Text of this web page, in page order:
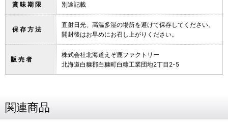
賞 味 期 限 別途記載
保 存 方 法
直射日光、高温多湿の場所を避けて保存してください。
開封後はお早めにお召し上がりください。
販 売 者
株式会社北海道えぞ鹿ファクトリー
北海道白糠郡白糠町白糠工業団地2丁目2-5
関連商品